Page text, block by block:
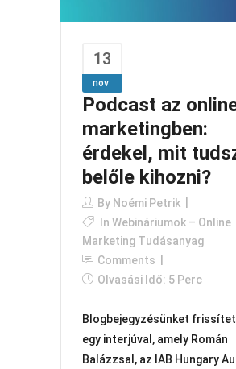
13
nov
Podcast az
marketingben:
érdekel, mit
belőle kihozni?
By Noémi Petrik
In Webináriumok – Online
Marketing Tudásanyag
Comments
Olvasási Idő: 5 Perc
Blogbejegyzésünket
egy interjúval, amely Román
Balázzsal, az IAB Hungary